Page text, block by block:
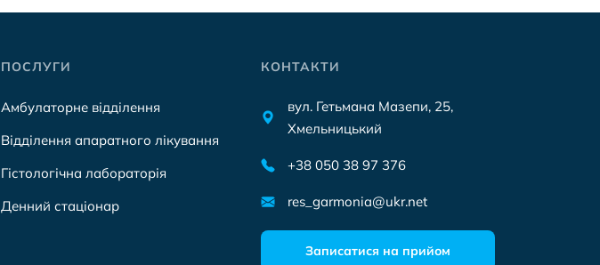
ПОСЛУГИ
Амбулаторне відділення
Відділення апаратного лікування
Гістологічна лабораторія
Денний стаціонар
КОНТАКТИ
вул. Гетьмана Мазепи, 25,
Хмельницький
+38 050 38 97 376
res_garmonia@ukr.net
Записатися на прийом